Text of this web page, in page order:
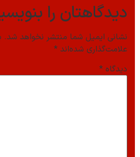
دیدگاهتان را
نشانی ایمیل شما منتشر نخواهد شد.
علامت‌گذاری شده‌اند *
دیدگاه *